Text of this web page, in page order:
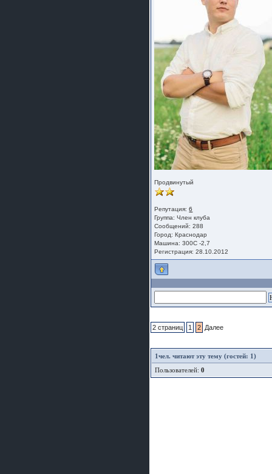
Продвинутый
Репутация:6
Группа:Член клуба
Сообщений: 288
Город: Краснодар
Машина: 300С -2,7
Регистрация: 28.10.2012
2 страниц 1 2 Далее
1чел. читают эту тему (гостей: 1)
Пользователей:0